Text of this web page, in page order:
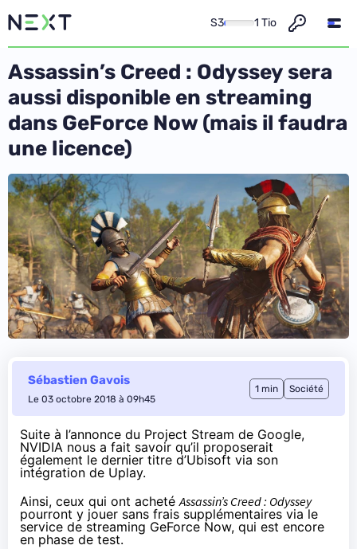
S3 1 Tio
Assassin’s Creed : Odyssey sera
aussi disponible en streaming
dans GeForce Now (mais il faudra
une licence)
Sébastien Gavois
Le 03 octobre 2018 à 09h45
1 min Société
Suite à l’annonce du Project Stream de Google,
NVIDIA nous a fait savoir qu’il proposerait
également le dernier titre d’Ubisoft via son
intégration de Uplay.
Ainsi, ceux qui ont achetéAssassin’s Creed : Odyssey
pourront y jouer sans frais supplémentaires via le
service de streaming GeForce Now, qui est encore
en phase de test.